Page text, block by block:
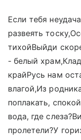
Если тебя
развеять
тихойВыйди
- белый
крайРусь нам
влагой,Из
поплакать,
вода, где
пролетели?У